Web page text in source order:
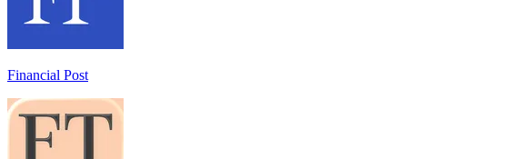
Financial Post